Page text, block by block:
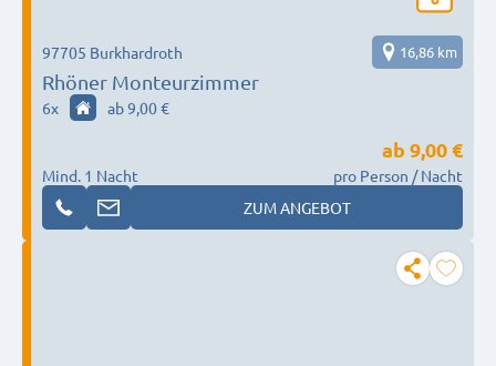
Rhöner Monteurzimmer
97705 Burkhardroth 16,86 km
6x ab 9,00 €
Mind. 1 Nacht
ab 9,00 €
pro Person / Nacht
ZUM ANGEBOT